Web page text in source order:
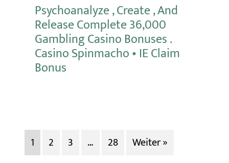
Psychoanalyze , Create , And
Release Complete 36,000
Gambling Casino Bonuses .
Casino Spinmacho • IE Claim
Bonus
Mehr erfahren
1
2 3 … 28 Weiter »